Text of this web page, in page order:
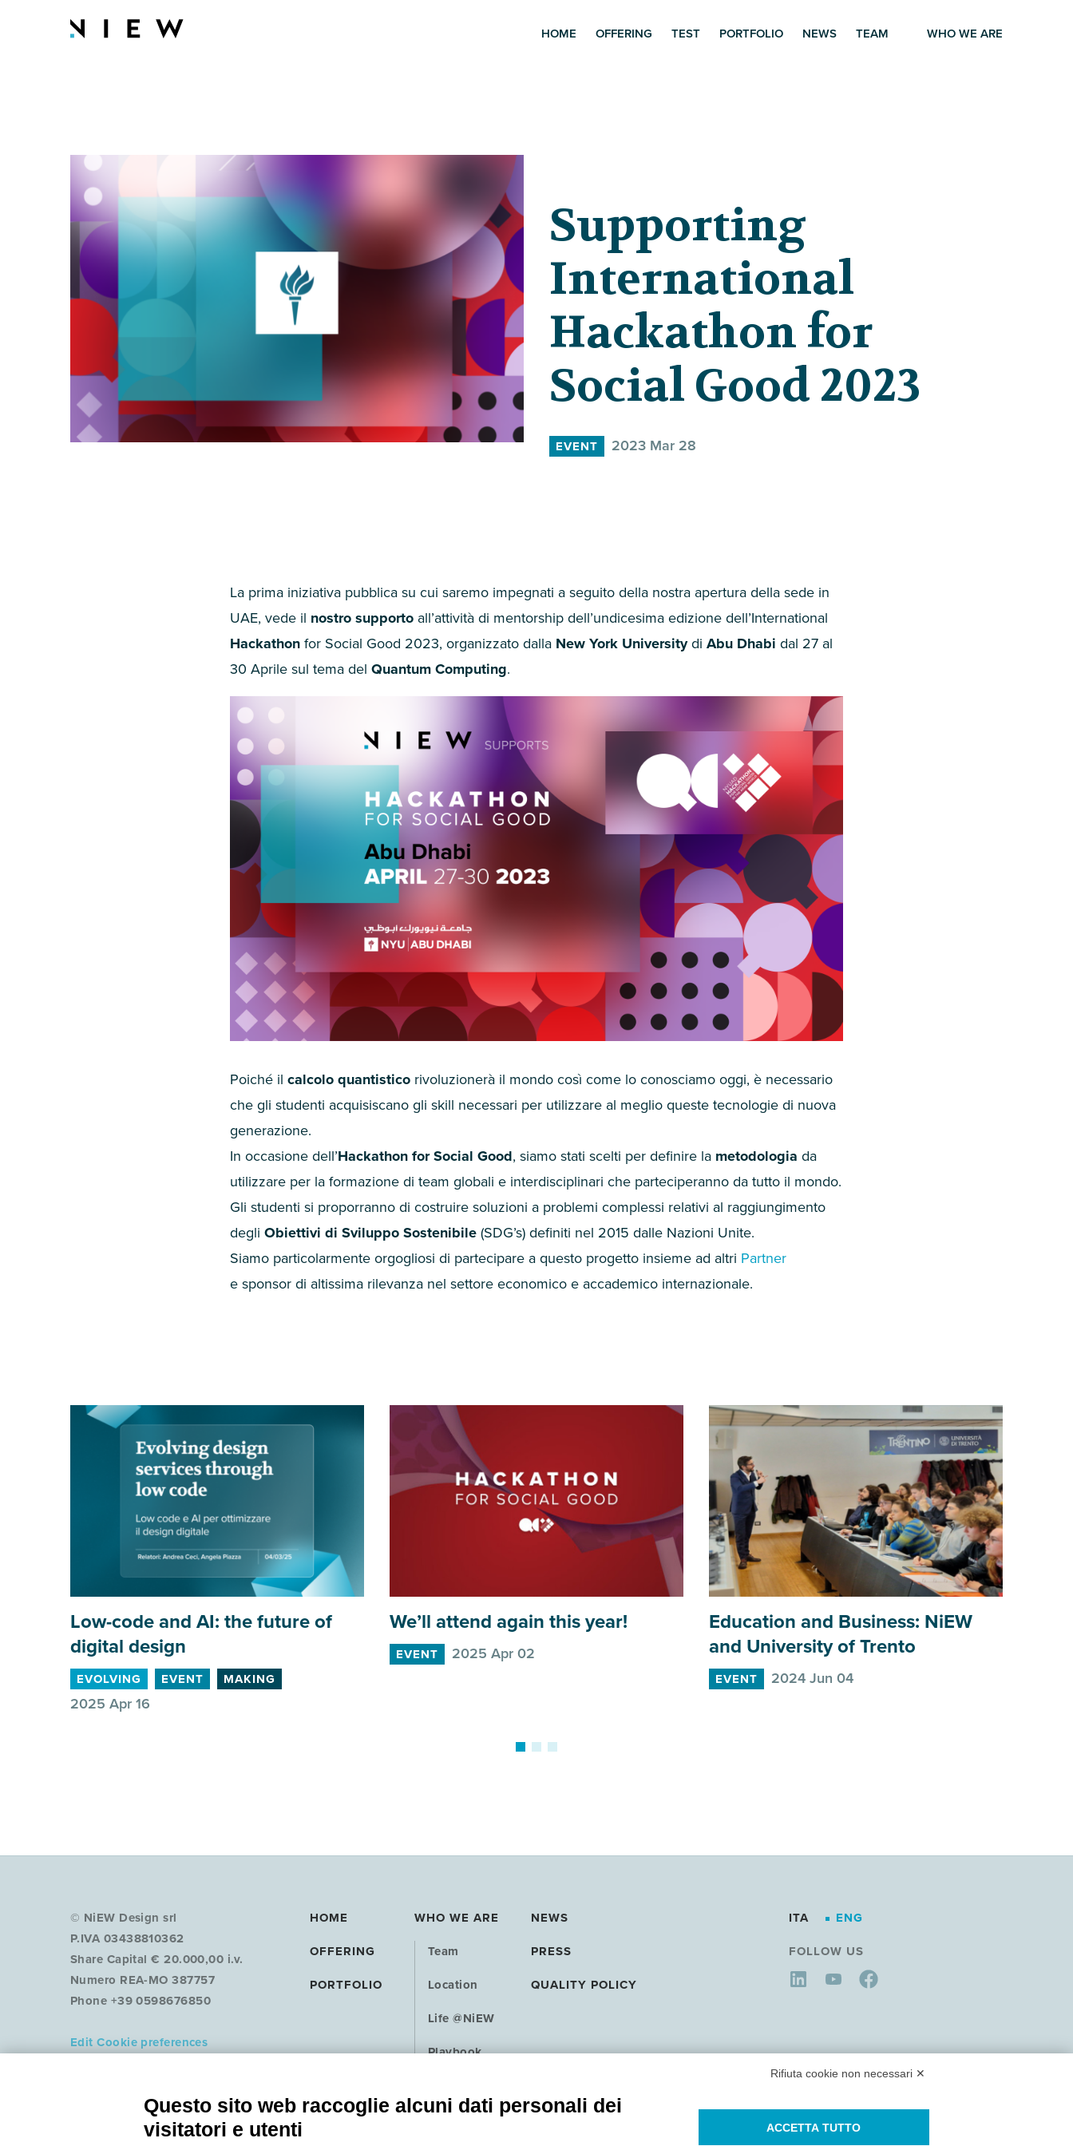
HOME OFFERING TEST PORTFOLIO NEWS TEAM WHO WE ARE
Supporting
International
Hackathon for
Social Good 2023
EVENT 2023 Mar 28
La prima iniziativa pubblica su cui saremo impegnati a seguito della nostra apertura della sede in
UAE, vede il nostro supporto all’attività di mentorship dell’undicesima edizione dell’International
Hackathon for Social Good 2023, organizzato dalla New York Universitydi Abu Dhabi dal 27 al
30 Aprile sul tema del Quantum Computing.
Poiché il calcolo quantistico rivoluzionerà il mondo così come lo conosciamo oggi, è necessario
che gli studenti acquisiscano gli skill necessari per utilizzare al meglio queste tecnologie di nuova
generazione.
In occasione dell’Hackathon for Social Good, siamo stati scelti per definire la metodologia da
utilizzare per la formazione di team globali e interdisciplinari che parteciperanno da tutto il mondo.
Gli studenti si proporranno di costruire soluzioni a problemi complessi relativi al raggiungimento
degli Obiettivi di Sviluppo Sostenibile (SDG’s) definiti nel 2015 dalle Nazioni Unite.
Siamo particolarmente orgogliosi di partecipare a questo progetto insieme ad altri Partner
e sponsor di altissima rilevanza nel settore economico e accademico internazionale.
Low-code and AI: the future of
digital design
EVOLVING EVENT MAKING
2025 Apr 16
We’ll attend again this year!
EVENT 2025 Apr 02
Education and Business: NiEW
and University of Trento
EVENT 2024 Jun 04
© NiEW Design srl
P.IVA 03438810362
Share Capital € 20.000,00 i.v.
Numero REA-MO 387757
Phone +39 0598676850
Edit Cookie preferences
HOME
OFFERING
PORTFOLIO
WHO WE ARE
Team
Location
Life @NiEW
Playbook
NEWS
PRESS
QUALITY POLICY
ITA ENG
FOLLOW US
Rifiuta cookie non necessari ✕
Questo sito web raccoglie alcuni dati personali dei
visitatori e utenti
ACCETTA TUTTO